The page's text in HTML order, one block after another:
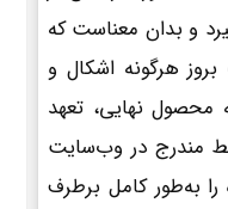
و بدان معناست که
هرگونه اشکال و
محصول نهایی، تعهد
مندرج در وب‌سایت
به‌طور کامل برطرف